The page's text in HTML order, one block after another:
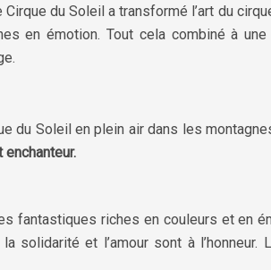
du Soleil a transformé l’art du
en émotion. Tout cela combiné à
Soleil en plein air dans les
fantastiques riches en couleurs et en
et l’amour sont à